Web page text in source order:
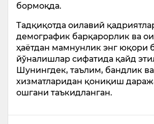
бормоқда.
Тадқиқотда оилавий
демографик барқарорлик ва
ҳаётдан мамнунлик энг юқори
йўналишлар сифатида қайд
Шунингдек, таълим, бандлик
хизматларидан қониқиш
ошгани таъкидланган.